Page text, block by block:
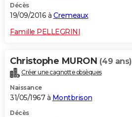
Décès
19/09/2016 à Cremeaux
Famille PELLEGRINI
Christophe MURON (49 ans)
Créer une cagnotte obsèques
Naissance
31/05/1967 à Montbrison
Décès